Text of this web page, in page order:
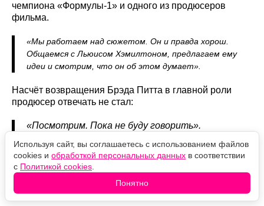
чемпиона «Формулы-1» и одного из продюсеров
фильма.
«Мы работаем над сюжетом. Он и правда хорош.
Общаемся с Льюисом Хэмилтоном, предлагаем ему
идеи и смотрим, что он об этом думает».
Насчёт возвращения Брэда Питта в главной роли
продюсер отвечать не стал:
«Посмотрим. Пока не буду говорить».
В оригинальном фильме Питт сыграл Сонни Хейса —
гонщика 1990-х, которого после страшной аварии
выдавили из спорта, а спустя годы уговорили
вернуться наставником для новичка команды APXGP.
Именно герой Бардема и возвращает Хейса на
Используя сайт, вы соглашаетесь с использованием файлов
cookies и обработкой персональных данных в соответствии
с Политикой cookies
Понятно